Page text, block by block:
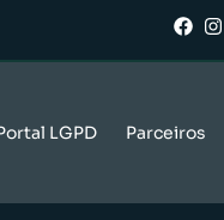
LGPD Parceiros